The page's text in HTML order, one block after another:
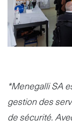
*Menegalli SA
gestion des
de sécurité.